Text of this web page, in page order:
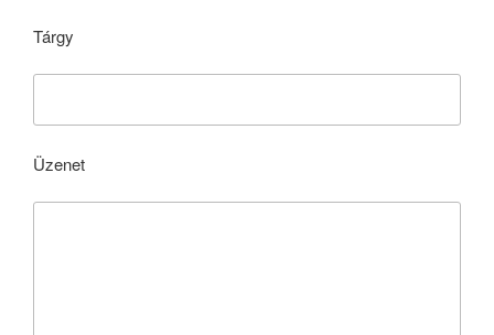
Tárgy
Üzenet